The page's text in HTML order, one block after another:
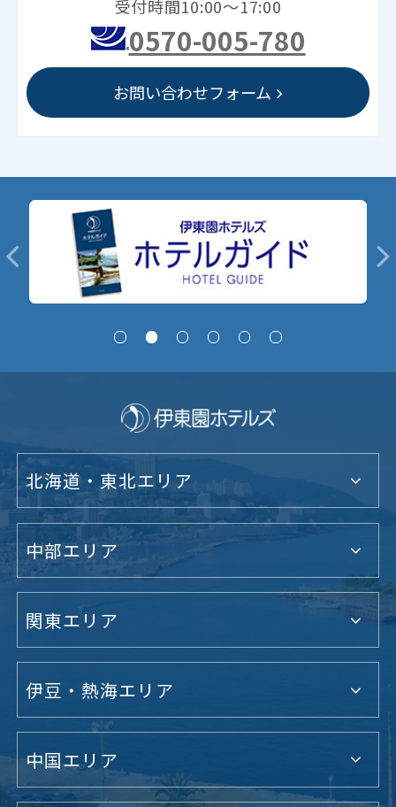
受付時間10:00～17:00
0570-005-780
お問い合わせフォーム
北海道・東北エリア
中部エリア
関東エリア
伊豆・熱海エリア
中国エリア